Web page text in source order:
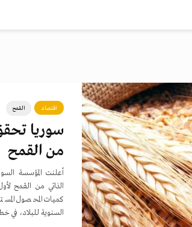
اقتصاد القمح
سوريا
من القمح
أعلنت المؤسسة
الذاتي من القمح
كميات المحصول
السنوية للبلاد، في